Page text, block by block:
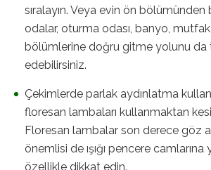
sıralayın. Veya evin ön
odalar, oturma odası, banyo,
bölümlerine doğru gitme yolunu da
edebilirsiniz.
Çekimlerde parlak aydınlatma
floresan lambaları kullanmaktan
Floresan lambalar son derece göz
önemlisi de ışığı pencere camlarına
özellikle dikkat edin.